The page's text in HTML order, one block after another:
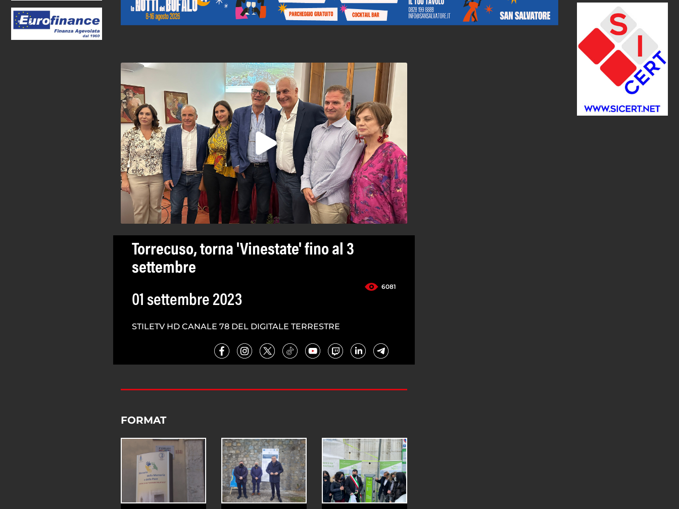
Torrecuso, torna 'Vinestate' fino al 3
settembre
6081
01 settembre 2023
STILETV HD CANALE 78 DEL DIGITALE TERRESTRE
FORMAT